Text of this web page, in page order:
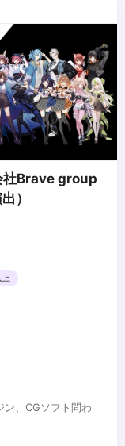
社Brave group
）
ン、CGソフト問わ